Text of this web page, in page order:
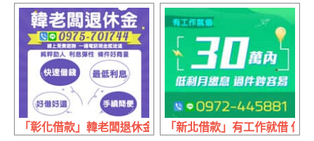
「彰化借款」韓老闆退休金 快速借錢手續簡便 | 好借好還
「新北借款」有工作就借 低